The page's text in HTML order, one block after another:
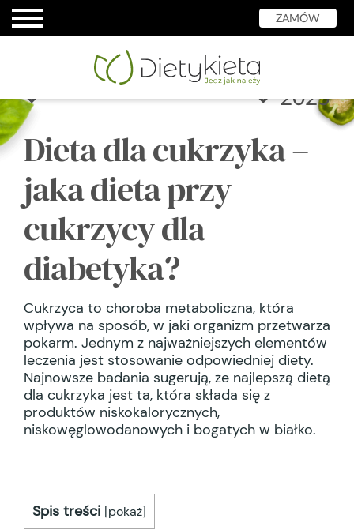
ZAMÓW
Wybierz miesiąc
Dieta dla cukrzyka –
jaka dieta przy
cukrzycy dla
diabetyka?
Cukrzyca to choroba metaboliczna, która
wpływa na sposób, w jaki organizm przetwarza
pokarm. Jednym z najważniejszych elementów
leczenia jest stosowanie odpowiedniej diety.
Najnowsze badania sugerują, że najlepszą dietą
dla cukrzyka jest ta, która składa się z
produktów niskokalorycznych,
niskowęglowodanowych i bogatych w białko.
Spis treści [pokaż]